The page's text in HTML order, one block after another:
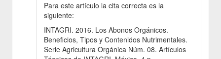
Para este artículo la cita correcta es la
siguiente:
INTAGRI. 2016. Los Abonos Orgánicos.
Beneficios, Tipos y Contenidos Nutrimentales.
Serie Agricultura Orgánica Núm. 08. Artículos